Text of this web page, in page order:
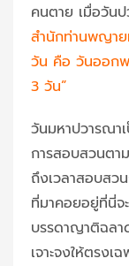
คนตาย เมื่อวัน
สำนักท่านพญาย
วัน คือ วันออกพ
3 วัน”
วันมหาปวารณ
การสอบสวนตา
ถึงเวลาสอบสว
ที่มาคอยอยู่ที่นี่จ
บรรดาญาติฉล
เจาะจงให้ตรง